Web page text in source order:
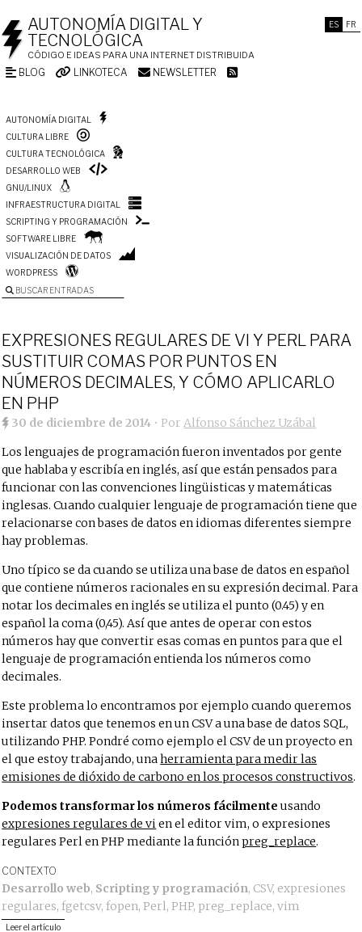
ES FR
AUTONOMÍA DIGITAL Y
TECNOLÓGICA
CÓDIGO E IDEAS PARA UNA INTERNET DISTRIBUIDA
BLOG LINKOTECA NEWSLETTER
AUTONOMÍA DIGITAL
CULTURA LIBRE
CULTURA TECNOLÓGICA
DESARROLLO WEB
GNU/LINUX
INFRAESTRUCTURA DIGITAL
SCRIPTING Y PROGRAMACIÓN
SOFTWARE LIBRE
VISUALIZACIÓN DE DATOS
WORDPRESS
BUSCAR ENTRADAS
EXPRESIONES REGULARES DE VI Y PERL PARA
SUSTITUIR COMAS POR PUNTOS EN
NÚMEROS DECIMALES, Y CÓMO APLICARLO
EN PHP
30 de diciembre de 2014 • PorAlfonso Sánchez Uzábal
Los lenguajes de programación fueron inventados por gente
que hablaba y escribía en inglés, así que están pensados para
funcionar con las convenciones lingüisticas y matemáticas
inglesas. Cuando cualquier lenguaje de programación tiene que
relacionarse con bases de datos en idiomas diferentes siempre
hay problemas.
Uno típico se da cuando se utiliza una base de datos en español
que contiene números racionales en su expresión decimal. Para
notar los decimales en inglés se utiliza el punto (0.45) y en
español la coma (0,45). Así que antes de operar con estos
números hay que convertir esas comas en puntos para que el
lenguaje de programación entienda los números como
decimales.
Este problema lo encontramos por ejemplo cuando queremos
insertar datos que tenemos en un CSV a una base de datos SQL,
utilizando PHP. Pondré como ejemplo el CSV de un proyecto en
el que estoy trabajando, unaherramienta para medir las
emisiones de dióxido de carbono en los procesos constructivos.
Podemos transformar los números fácilmente usando
expresiones regulares de vien el editor vim, o expresiones
regulares Perl en PHP mediante la funciónpreg_replace.
CONTEXTO
Desarrollo web, Scripting y programación, CSV, expresiones
regulares,fgetcsv,fopen,Perl,PHP, preg_replace,vim
Leer el artículo